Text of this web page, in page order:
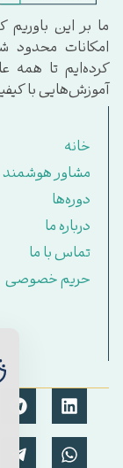
ما بر این باوریم
امکانات محدود
کرده‌ایم تا همه
آموزش‌هایی با
خانه
مشاور هوشمند
دوره‌ها
درباره ما
تماس با ما
حریم خصوصی